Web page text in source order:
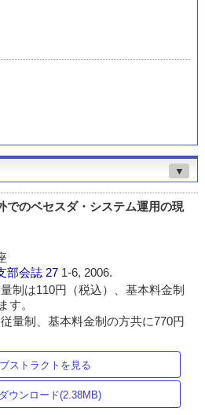
▼
でのベセスダ・システム運用の現
部会誌 27 1-6, 2006.
制は110円（税込）、基本料金制
す。
量制、基本料金制の方共に770円
ストラクトを見る
ウンロード(2.38MB)